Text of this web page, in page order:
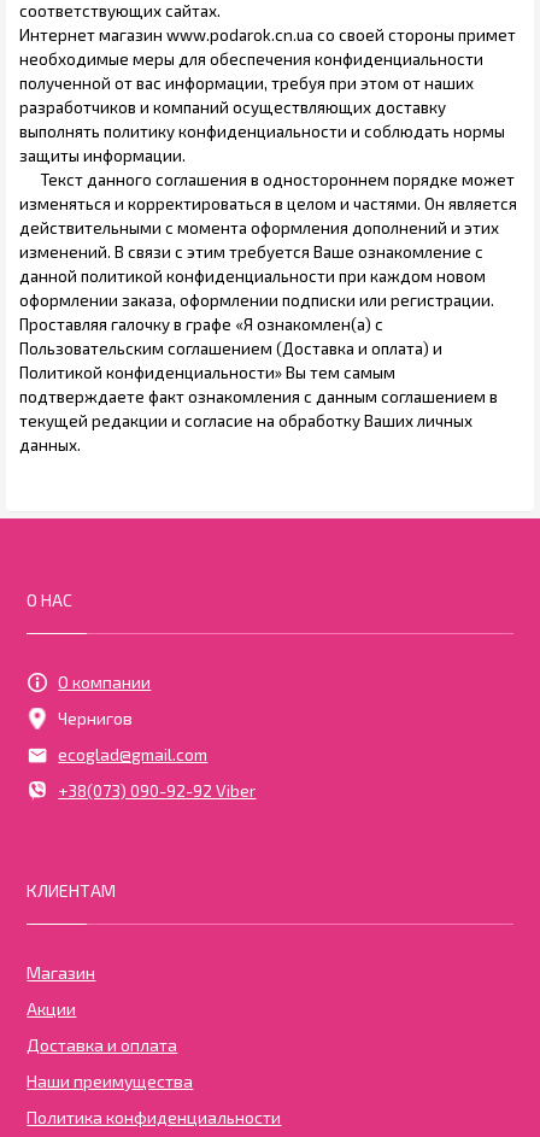
соответствующих сайтах.
Интернет магазин www.podarok.cn.ua со своей стороны примет
необходимые меры для обеспечения конфиденциальности
полученной от вас информации, требуя при этом от наших
разработчиков и компаний осуществляющих доставку
выполнять политику конфиденциальности и соблюдать нормы
защиты информации.
Текст данного соглашения в одностороннем порядке может
изменяться и корректироваться в целом и частями. Он является
действительными с момента оформления дополнений и этих
изменений. В связи с этим требуется Ваше ознакомление с
данной политикой конфиденциальности при каждом новом
оформлении заказа, оформлении подписки или регистрации.
Проставляя галочку в графе «Я ознакомлен(а) с
Пользовательским соглашением (Доставка и оплата) и
Политикой конфиденциальности» Вы тем самым
подтверждаете факт ознакомления с данным соглашением в
текущей редакции и согласие на обработку Ваших личных
данных.
О НАС
О компании
Чернигов
ecoglad@gmail.com
+38(073) 090-92-92 Viber
КЛИЕНТАМ
Магазин
Акции
Доставка и оплата
Наши преимущества
Политика конфиденциальности